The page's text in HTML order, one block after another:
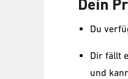
Dein
Du
Dir fällt
und